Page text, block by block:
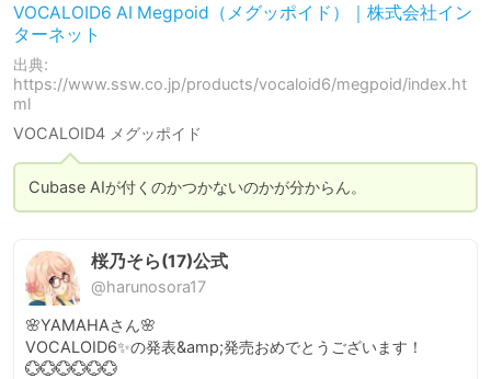
VOCALOID6 AI Megpoid（メグッポイド）｜株式会社イン
ターネット
出典:
https://www.ssw.co.jp/products/vocaloid6/megpoid/index.ht
ml
VOCALOID4 メグッポイド
Cubase AIが付くのかつかないのかが分からん。
桜乃そら(17)公式
@harunosora17
🌸YAMAHAさん🌸
VOCALOID6✨の発表&amp;発売おめでとうございます！
💮💮💮💮💮💮